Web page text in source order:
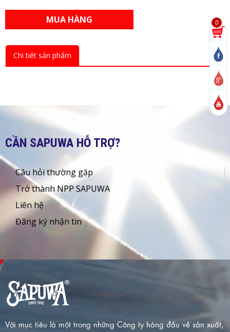
MUA HÀNG
Chi tiết sản phẩm
CẦN SAPUWA HỖ TRỢ?
Câu hỏi thường gặp
Trở thành NPP SAPUWA
Liên hệ
Đăng ký nhận tin
Với mục tiêu là một trong những Công ty hàng đầu về sản xuất,
0